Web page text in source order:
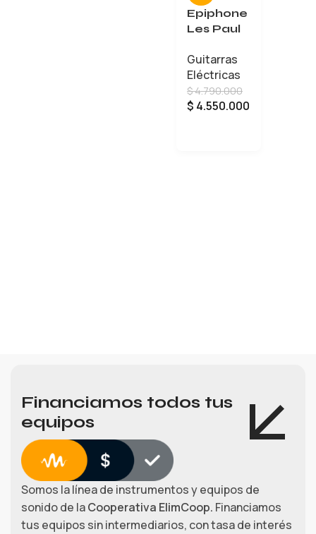
Epiphone
Les Paul
ECLPCA
WGH1
Alpine
White
Guitarras
Eléctricas
$4.790.000
$ 4.550.000
Financiamos todos tus
equipos
Somos la línea de instrumentos y equipos de
sonido de laCooperativa ElimCoop. Financiamos
tus equipos sin intermediarios, con tasa de interés